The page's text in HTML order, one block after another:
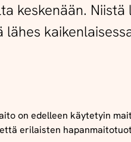
keskenään.
lähes
on edelleen käytetyin
erilaisten